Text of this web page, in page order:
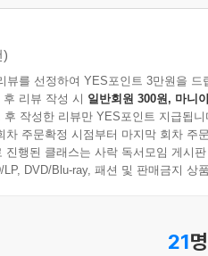
)
뷰를 선정하여 YES포인트 3만원을 드
리뷰 작성 시 일반회원 300원, 마니
후 작성한 리뷰만 YES포인트 지급됩니
차 주문확정 시점부터 마지막 회차 주
진행된 클래스는 사락 독서모임 게시
LP, DVD/Blu-ray, 패션 및 판매금지 상
21